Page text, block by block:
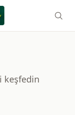
keşfedin